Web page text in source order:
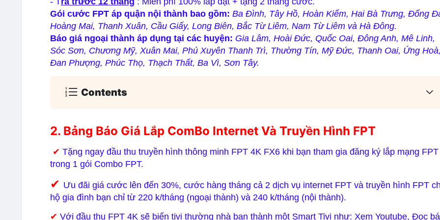
Gói cước FPT áp quận nội thành bao gồm: Ba Đình, Tây Hồ, Hoàn Kiếm, Hai Bà Trưng, Đống
Hoàng Mai, Thanh Xuân, Cầu Giấy, Long Biên, Bắc Từ Liêm, Nam Từ Liêm và Hà Đông.
Báo giá ngoại thành áp dụng tại các huyện: Gia Lâm, Hoài Đức, Quốc Oai, Đông Anh, Mê Linh,
Sóc Sơn, Chương Mỹ, Xuân Mai, Phú Xuyên Thanh Trì, Thường Tín, Mỹ Đức, Thanh Oai, Ứng Hoà,
Đan Phượng, Phúc Thọ, Thạch Thất, Ba Vì, Sơn Tây.
Contents
2. Bảng Báo Giá Lắp ComBo Internet Và Truyền Hình FPT
✔ Tặng ngay đầu thu truyền hình thông minh FPT 4K FX6 khi bạn tham gia đăng ký lắp mạng
trong 1 gói Combo FPT.
✔ Ưu đãi giá cước lên đến 30%, cước hàng tháng cả 2 dịch vụ internet FPT và truyền hình FPT
hộ gia đình bạn chỉ từ 220 k/tháng (ngoại thành) và 240 k/tháng (nội thành).
✔ Với đầu thu FPT 4K sẽ biến tivi thường nhà bạn thành một Smart Tivi như: Xem Youtube, Đọc